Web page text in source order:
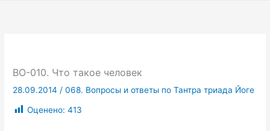
ВО-010. Что такое человек
28.09.2014 /068. Вопросы и ответы по Тантра триада Йоге
Оценено: 413